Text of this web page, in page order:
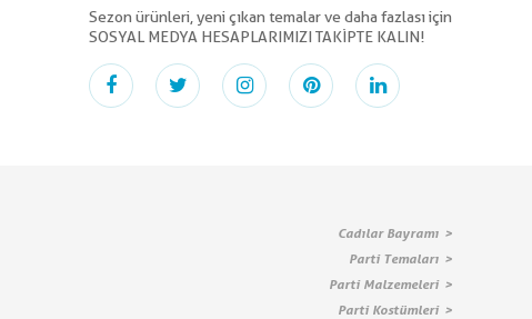
Sezon ürünleri, yeni çıkan temalar ve daha fazlası için
SOSYAL MEDYA HESAPLARIMIZI TAKİPTE KALIN!
Cadılar Bayramı
Parti Temaları
Parti Malzemeleri
Parti Kostümleri